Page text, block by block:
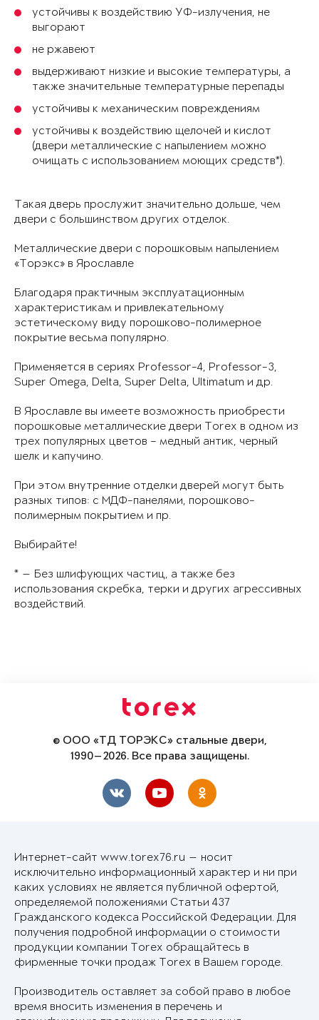
устойчивы к воздействию УФ-излучения, не
выгорают
не ржавеют
выдерживают низкие и высокие температуры, а
также значительные температурные перепады
устойчивы к механическим повреждениям
устойчивы к воздействию щелочей и кислот
(двери металлические с напылением можно
очищать с использованием моющих средств*).
Такая дверь прослужит значительно дольше, чем
двери с большинством других отделок.
Металлические двери с порошковым напылением
«Торэкс» в Ярославле
Благодаря практичным эксплуатационным
характеристикам и привлекательному
эстетическому виду порошково-полимерное
покрытие весьма популярно.
Применяется в сериях Professor-4, Professor-3,
Super Omega, Delta, Super Delta, Ultimatum и др.
В Ярославле вы имеете возможность приобрести
порошковые металлические двери Torex в одном из
трех популярных цветов – медный антик, черный
шелк и капучино.
При этом внутренние отделки дверей могут быть
разных типов: с МДФ-панелями, порошково-
полимерным покрытием и пр.
Выбирайте!
* — Без шлифующих частиц, а также без
использования скребка, терки и других агрессивных
воздействий.
© ООО «ТД ТОРЭКС» стальные двери,
1990—2026. Все права защищены.
Интернет-сайт www.torex76.ru — носит
исключительно информационный характер и ни при
каких условиях не является публичной офертой,
определяемой положениями Статьи 437
Гражданского кодекса Российской Федерации. Для
получения подробной информации о стоимости
продукции компании Torex обращайтесь в
фирменные точки продаж Torex в Вашем городе.
Производитель оставляет за собой право в любое
время вносить изменения в перечень и